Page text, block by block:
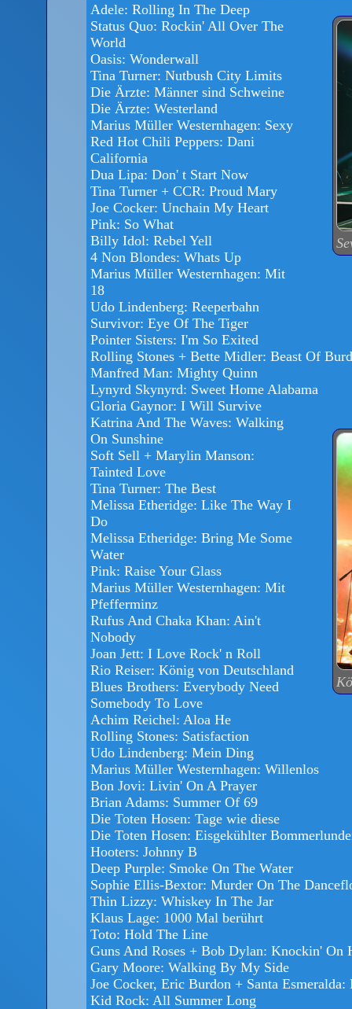
Adele: Rolling In The Deep
Status Quo: Rockin' All Over The
World
Oasis: Wonderwall
Tina Turner: Nutbush City Limits
Die Ärzte: Männer sind Schweine
Die Ärzte: Westerland
Marius Müller Westernhagen: Sexy
Red Hot Chili Peppers: Dani
California
Dua Lipa: Don' t Start Now
Tina Turner + CCR: Proud Mary
Joe Cocker: Unchain My Heart
Pink: So What
Billy Idol: Rebel Yell
4 Non Blondes: Whats Up
Marius Müller Westernhagen: Mit
18
Udo Lindenberg: Reeperbahn
Survivor: Eye Of The Tiger
Pointer Sisters: I'm So Exited
Rolling Stones + Bette Midler: Beast Of
Manfred Man: Mighty Quinn
Lynyrd Skynyrd: Sweet Home Alabama
Gloria Gaynor: I Will Survive
Katrina And The Waves: Walking
On Sunshine
Soft Sell + Marylin Manson:
Tainted Love
Tina Turner: The Best
Melissa Etheridge: Like The Way I
Do
Melissa Etheridge: Bring Me Some
Water
Pink: Raise Your Glass
Marius Müller Westernhagen: Mit
Pfefferminz
Rufus And Chaka Khan: Ain't
Nobody
Joan Jett: I Love Rock' n Roll
Rio Reiser: König von Deutschland
Blues Brothers: Everybody Need
Somebody To Love
Achim Reichel: Aloa He
Rolling Stones: Satisfaction
Udo Lindenberg: Mein Ding
Marius Müller Westernhagen: Willenlos
Bon Jovi: Livin' On A Prayer
Brian Adams: Summer Of 69
Die Toten Hosen: Tage wie diese
Die Toten Hosen: Eisgekühlter
Hooters: Johnny B
Deep Purple: Smoke On The Water
Sophie Ellis-Bextor: Murder On The
Thin Lizzy: Whiskey In The Jar
Klaus Lage: 1000 Mal berührt
Toto: Hold The Line
Guns And Roses + Bob Dylan: Knockin' On
Gary Moore: Walking By My Side
Joe Cocker, Eric Burdon + Santa
Kid Rock: All Summer Long